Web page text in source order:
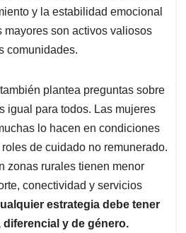
y la estabilidad emocional
mayores son activos valiosos
comunidades.
plantea preguntas sobre
igual para todos. Las mujeres
lo hacen en condiciones
de cuidado no remunerado.
zonas rurales tienen menor
conectividad y servicios
estrategia debe tener
y de género.